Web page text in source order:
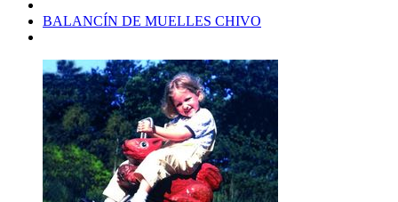
BALANCÍN DE MUELLES CHIVO